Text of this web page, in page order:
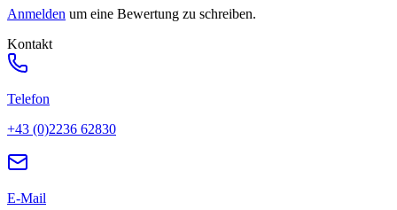
Anmelden um eine Bewertung zu schreiben.
Kontakt
Telefon
+43 (0)2236 62830
E-Mail